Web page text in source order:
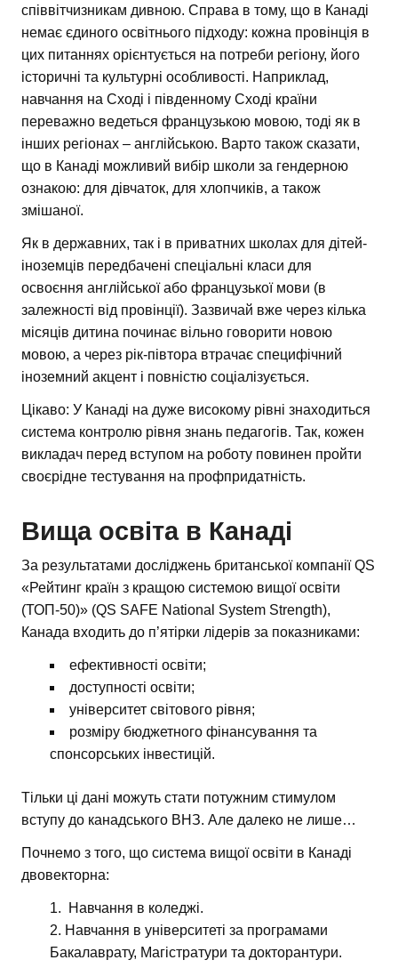
співвітчизникам дивною. Справа в тому, що в Канаді
немає єдиного освітнього підходу: кожна провінція в
цих питаннях орієнтується на потреби регіону, його
історичні та культурні особливості. Наприклад,
навчання на Сході і південному Сході країни
переважно ведеться французькою мовою, тоді як в
інших регіонах – англійською. Варто також сказати,
що в Канаді можливий вибір школи за гендерною
ознакою: для дівчаток, для хлопчиків, а також
змішаної.
Як в державних, так і в приватних школах для дітей-
іноземців передбачені спеціальні класи для
освоєння англійської або французької мови (в
залежності від провінції). Зазвичай вже через кілька
місяців дитина починає вільно говорити новою
мовою, а через рік-півтора втрачає специфічний
іноземний акцент і повністю соціалізується.
Цікаво: У Канаді на дуже високому рівні знаходиться
система контролю рівня знань педагогів. Так, кожен
викладач перед вступом на роботу повинен пройти
своєрідне тестування на профпридатність.
Вища освіта в Канаді
За результатами досліджень британської компанії QS
«Рейтинг країн з кращою системою вищої освіти
(ТОП-50)» (QS SAFE National System Strength),
Канада входить до п’ятірки лідерів за показниками:
ефективності освіти;
доступності освіти;
університет світового рівня;
розміру бюджетного фінансування та
спонсорських інвестицій.
Тільки ці дані можуть стати потужним стимулом
вступу до канадського ВНЗ. Але далеко не лише…
Почнемо з того, що система вищої освіти в Канаді
двовекторна:
Навчання в коледжі.
Навчання в університеті за програмами
Бакалаврату, Магістратури та докторантури.